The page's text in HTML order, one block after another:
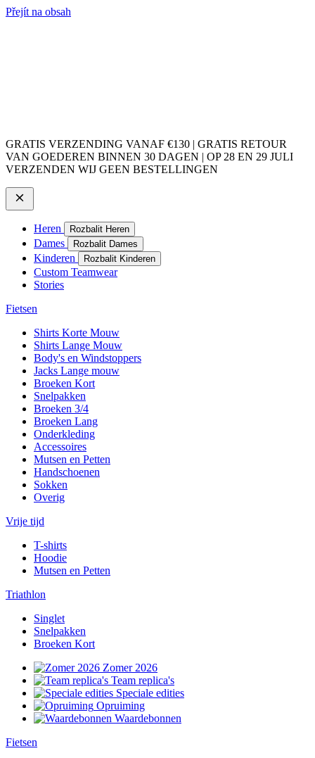
Přejít na obsah
GRATIS VERZENDING VANAF €130 | GRATIS RETOUR
VAN GOEDEREN BINNEN 30 DAGEN | OP 28 EN 29 JULI
VERZENDEN WIJ GEEN BESTELLINGEN
Heren Rozbalit Heren
Dames Rozbalit Dames
Kinderen Rozbalit Kinderen
Custom Teamwear
Stories
Fietsen
Shirts Korte Mouw
Shirts Lange Mouw
Body's en Windstoppers
Jacks Lange mouw
Broeken Kort
Snelpakken
Broeken 3/4
Broeken Lang
Onderkleding
Accessoires
Mutsen en Petten
Handschoenen
Sokken
Overig
Vrije tijd
T-shirts
Hoodie
Mutsen en Petten
Triathlon
Singlet
Snelpakken
Broeken Kort
Zomer 2026
Team replica's
Speciale edities
Opruiming
Waardebonnen
Fietsen